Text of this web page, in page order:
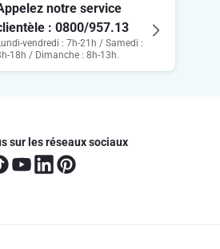
notre service
: 0800/957.13
vendredi : 7h-21h / Samedi :
18h / Dimanche : 8h-13h.
sur les réseaux sociaux